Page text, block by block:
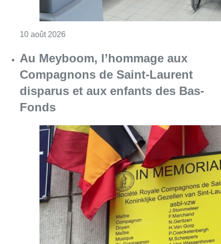
10 août 2026
Au Meyboom, l’hommage aux
Compagnons de Saint-Laurent
disparus et aux enfants des Bas-
Fonds